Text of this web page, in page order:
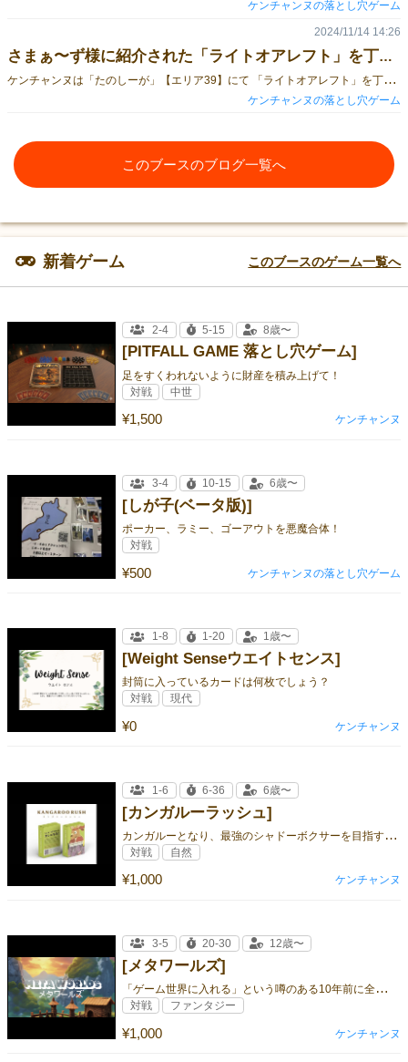
ケンチャンヌの落とし穴ゲーム
さまぁ〜ず様に紹介された「ライトオアレフト」を丁合できた分だけ頒布いたします！
ケ
ンチャンヌは「たのしーが」【エリア39】にて 「ライトオアレフト」を丁合できた分だけ頒布いたします！ 2-5人、30分、2000円 お品書きには書かないので ご注意ください！
2024/11/14 14:26
ケンチャンヌの落とし穴ゲーム
このブースのブログ一覧へ
新着ゲーム このブースのゲーム一覧へ
[PITFALL GAME 落とし穴ゲーム]
足をすくわれないように財産を積み上げて！
¥1,500
2-4 5-15 8歳〜
対戦 中世
ケンチャンヌ
[しが子(ベータ版)]
ポーカー、ラミー、ゴーアウトを悪魔合体！
¥500
3-4 10-15 6歳〜
対戦
ケンチャンヌの落とし穴ゲーム
[Weight Senseウエイトセンス]
封筒に入っているカードは何枚でしょう？
¥0
1-8 1-20 1歳〜
対戦 現代
ケンチャンヌ
[カンガルーラッシュ]
カ
ンガルーとなり、最強のシャドーボクサーを目指すアクションゲーム。
¥1,000
1-6 6-36 6歳〜
対戦 自然
ケンチャンヌ
[メタワールズ]
「
ゲーム世界に入れる」という噂のある10年前に全世界で200個だけ販売されたソフト。
¥1,000
3-5 20-30 12歳〜
対戦 ファンタジー
ケンチャンヌ